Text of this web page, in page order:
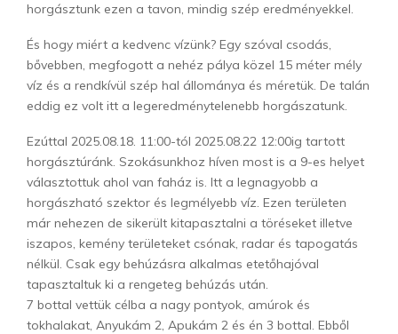
horgásztunk ezen a tavon, mindig szép eredményekkel.
És hogy miért a kedvenc vízünk? Egy szóval csodás,
bővebben, megfogott a nehéz pálya közel 15 méter mély
víz és a rendkívül szép hal állománya és méretük. De talán
eddig ez volt itt a legeredménytelenebb horgászatunk.
Ezúttal 2025.08.18. 11:00-tól 2025.08.22 12:00ig tartott
horgásztúránk. Szokásunkhoz híven most is a 9-es helyet
választottuk ahol van faház is. Itt a legnagyobb a
horgászható szektor és legmélyebb víz. Ezen területen
már nehezen de sikerült kitapasztalni a töréseket illetve
iszapos, kemény területeket csónak, radar és tapogatás
nélkül. Csak egy behúzásra alkalmas etetőhajóval
tapasztaltuk ki a rengeteg behúzás után.
7 bottal vettük célba a nagy pontyok, amúrok és
tokhalakat, Anyukám 2, Apukám 2 és én 3 bottal. Ebből